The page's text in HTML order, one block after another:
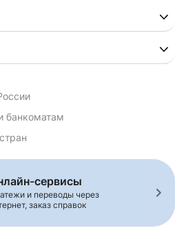
банкоматам
сервисы
и переводы через
заказ справок